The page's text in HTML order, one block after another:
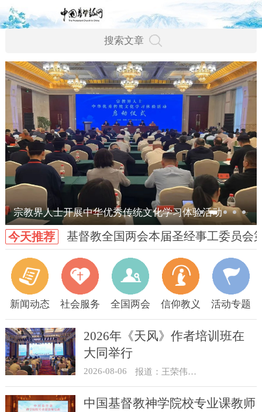
宗教界人士开展中华优秀传统文化学习体验活动
今天推荐 基督教全国两会本届圣经事工委员会
新闻动态 社会服务 全国两会 信仰教义 活动专题
2026年《天风》作者培训班在
大同举行
2026-08-06 报道：王荣伟 摄影：冯谦
中国基督教神学院校专业课教师